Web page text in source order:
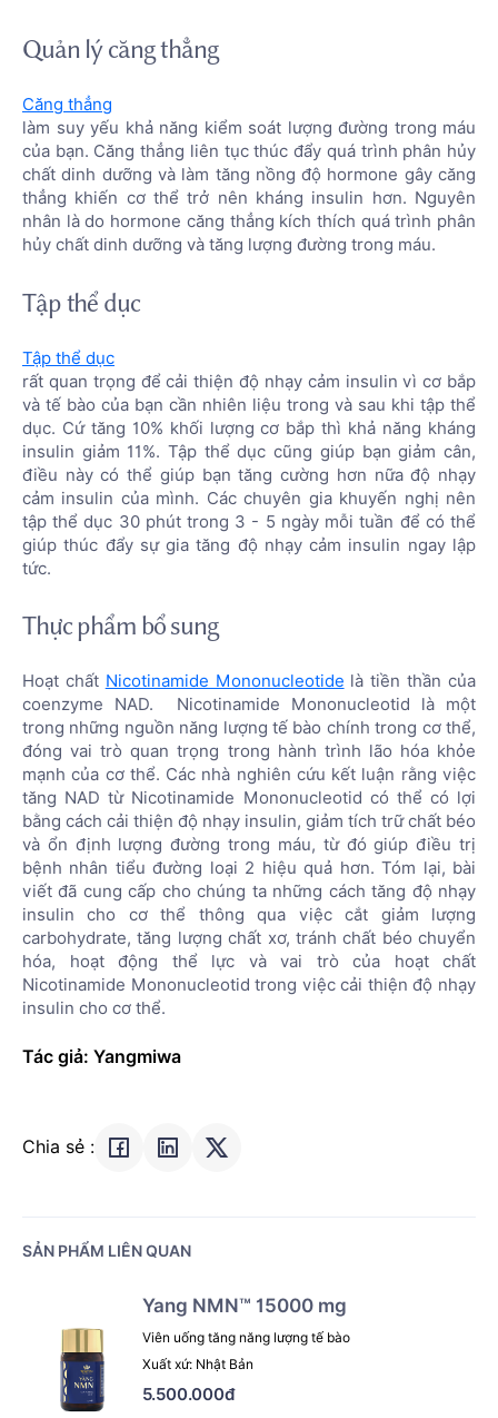
Quản lý căng thẳng
Căng thẳng
làm suy yếu khả năng kiểm soát lượng đường trong máu
của bạn. Căng thẳng liên tục thúc đẩy quá trình phân hủy
chất dinh dưỡng và làm tăng nồng độ hormone gây căng
thẳng khiến cơ thể trở nên kháng insulin hơn. Nguyên
nhân là do hormone căng thẳng kích thích quá trình phân
hủy chất dinh dưỡng và tăng lượng đường trong máu.
Tập thể dục
Tập thể dục
rất quan trọng để cải thiện độ nhạy cảm insulin vì cơ bắp
và tế bào của bạn cần nhiên liệu trong và sau khi tập thể
dục. Cứ tăng 10% khối lượng cơ bắp thì khả năng kháng
insulin giảm 11%. Tập thể dục cũng giúp bạn giảm cân,
điều này có thể giúp bạn tăng cường hơn nữa độ nhạy
cảm insulin của mình. Các chuyên gia khuyến nghị nên
tập thể dục 30 phút trong 3 - 5 ngày mỗi tuần để có thể
giúp thúc đẩy sự gia tăng độ nhạy cảm insulin ngay lập
tức.
Thực phẩm bổ sung
Hoạt chất Nicotinamide Mononucleotide là tiền thần của
coenzyme NAD. Nicotinamide Mononucleotid là một
trong những nguồn năng lượng tế bào chính trong cơ thể,
đóng vai trò quan trọng trong hành trình lão hóa khỏe
mạnh của cơ thể. Các nhà nghiên cứu kết luận rằng việc
tăng NAD từ Nicotinamide Mononucleotid có thể có lợi
bằng cách cải thiện độ nhạy insulin, giảm tích trữ chất béo
và ổn định lượng đường trong máu, từ đó giúp điều trị
bệnh nhân tiểu đường loại 2 hiệu quả hơn. Tóm lại, bài
viết đã cung cấp cho chúng ta những cách tăng độ nhạy
insulin cho cơ thể thông qua việc cắt giảm lượng
carbohydrate, tăng lượng chất xơ, tránh chất béo chuyển
hóa, hoạt động thể lực và vai trò của hoạt chất
Nicotinamide Mononucleotid trong việc cải thiện độ nhạy
insulin cho cơ thể.
Tác giả: Yangmiwa
Chia sẻ :
SẢN PHẨM LIÊN QUAN
Yang NMN™ 15000 mg
Viên uống tăng năng lượng tế bào
Xuất xứ: Nhật Bản
5.500.000đ